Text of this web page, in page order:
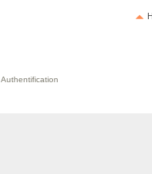
Authentification